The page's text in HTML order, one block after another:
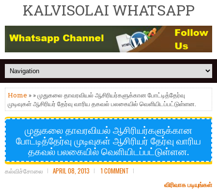
KALVISOLAI WHATSAPP
Home » » முதுகலை தாவரவியல் ஆசிரியர்களுக்கான போட்டித்தேர்வு
முடிவுகள் ஆசிரியர் தேர்வு வாரிய தகவல் பலகையில் வெளியிடப்பட்டுள்ளன.
முதுகலை தாவரவியல் ஆசிரியர்களுக்கான
போட்டித்தேர்வு முடிவுகள் ஆசிரியர் தேர்வு வாரிய
தகவல் பலகையில் வெளியிடப்பட்டுள்ளன.
கல்விச்சோலை APRIL 08, 2013 1 COMMENT
விரிவாக படியுங்கள்